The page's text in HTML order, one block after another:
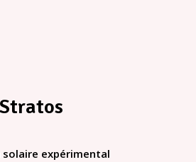
solaire expérimental